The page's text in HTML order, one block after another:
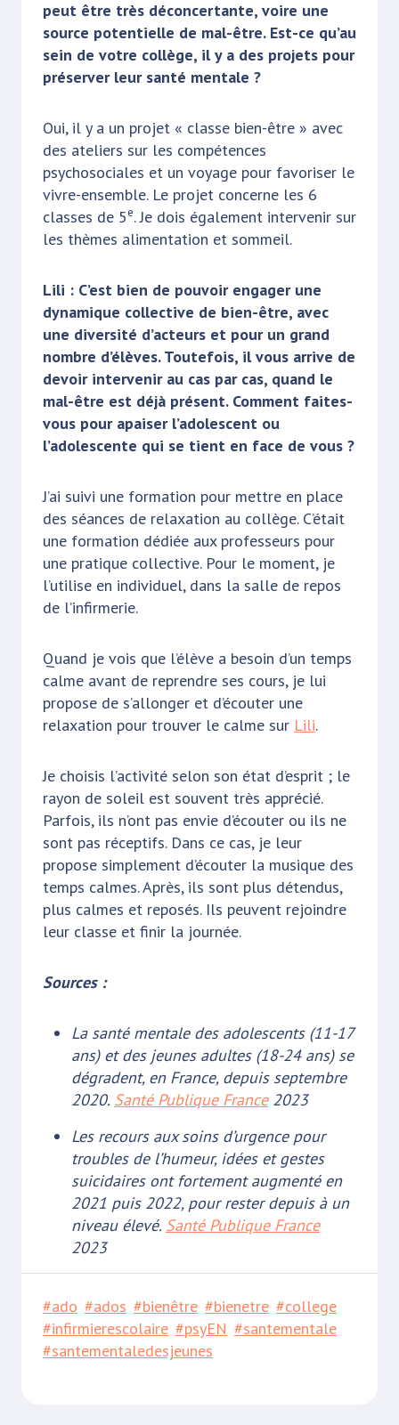
peut être très déconcertante, voire une
source potentielle de mal-être. Est-ce qu’au
sein de votre collège, il y a des projets pour
préserver leur santé mentale ?
Oui, il y a un projet « classe bien-être » avec
des ateliers sur les compétences
psychosociales et un voyage pour favoriser le
vivre-ensemble. Le projet concerne les 6
classes de 5e. Je dois également intervenir sur
les thèmes alimentation et sommeil.
Lili : C’est bien de pouvoir engager une
dynamique collective de bien-être, avec
une diversité d’acteurs et pour un grand
nombre d’élèves. Toutefois, il vous arrive de
devoir intervenir au cas par cas, quand le
mal-être est déjà présent. Comment faites-
vous pour apaiser l’adolescent ou
l’adolescente qui se tient en face de vous ?
J’ai suivi une formation pour mettre en place
des séances de relaxation au collège. C’était
une formation dédiée aux professeurs pour
une pratique collective. Pour le moment, je
l’utilise en individuel, dans la salle de repos
de l’infirmerie.
Quand je vois que l’élève a besoin d’un temps
calme avant de reprendre ses cours, je lui
propose de s’allonger et d’écouter une
relaxation pour trouver le calme sur Lili.
Je choisis l’activité selon son état d’esprit ; le
rayon de soleil est souvent très apprécié.
Parfois, ils n’ont pas envie d’écouter ou ils ne
sont pas réceptifs. Dans ce cas, je leur
propose simplement d’écouter la musique des
temps calmes. Après, ils sont plus détendus,
plus calmes et reposés. Ils peuvent rejoindre
leur classe et finir la journée.
Sources :
La santé mentale des adolescents (11-17
ans) et des jeunes adultes (18-24 ans) se
dégradent, en France, depuis septembre
2020. Santé Publique France2023
Les recours aux soins d’urgence pour
troubles de l’humeur, idées et gestes
suicidaires ont fortement augmenté en
2021 puis 2022, pour rester depuis à un
niveau élevé. Santé Publique France
2023
#ado #ados #bienêtre #bienetre #college
#infirmierescolaire #psyEN #santementale
#santementaledesjeunes